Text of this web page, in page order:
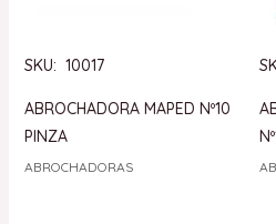
SKU: 10017
ABROCHADORA MAPED Nº10
PINZA
ABROCHADORAS